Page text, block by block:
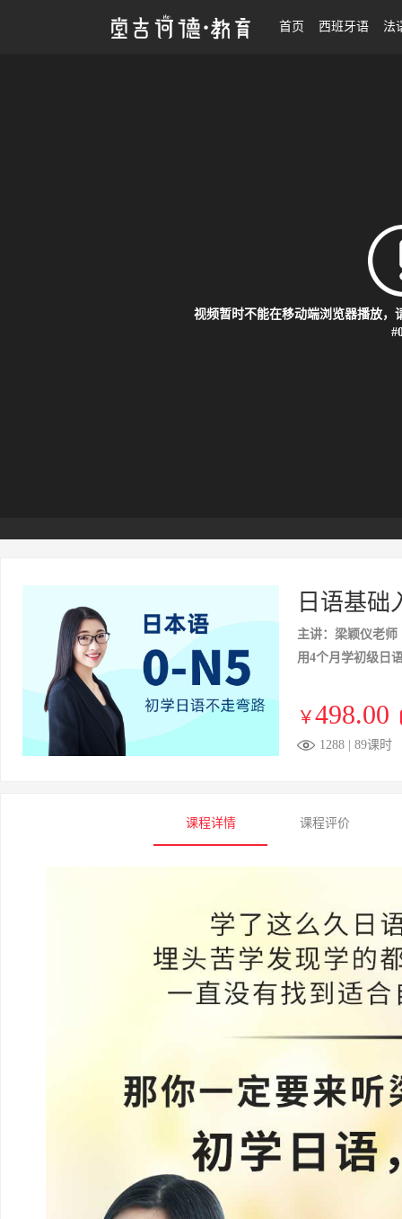
首页 西班牙语 法
日语基础入门0-N5
视频暂时不能在移动端浏览器播放，
日语基础
主讲：梁颖仪老师
用4个月学初级日
￥498.00
1288 | 89课时
课程详情 课程评价